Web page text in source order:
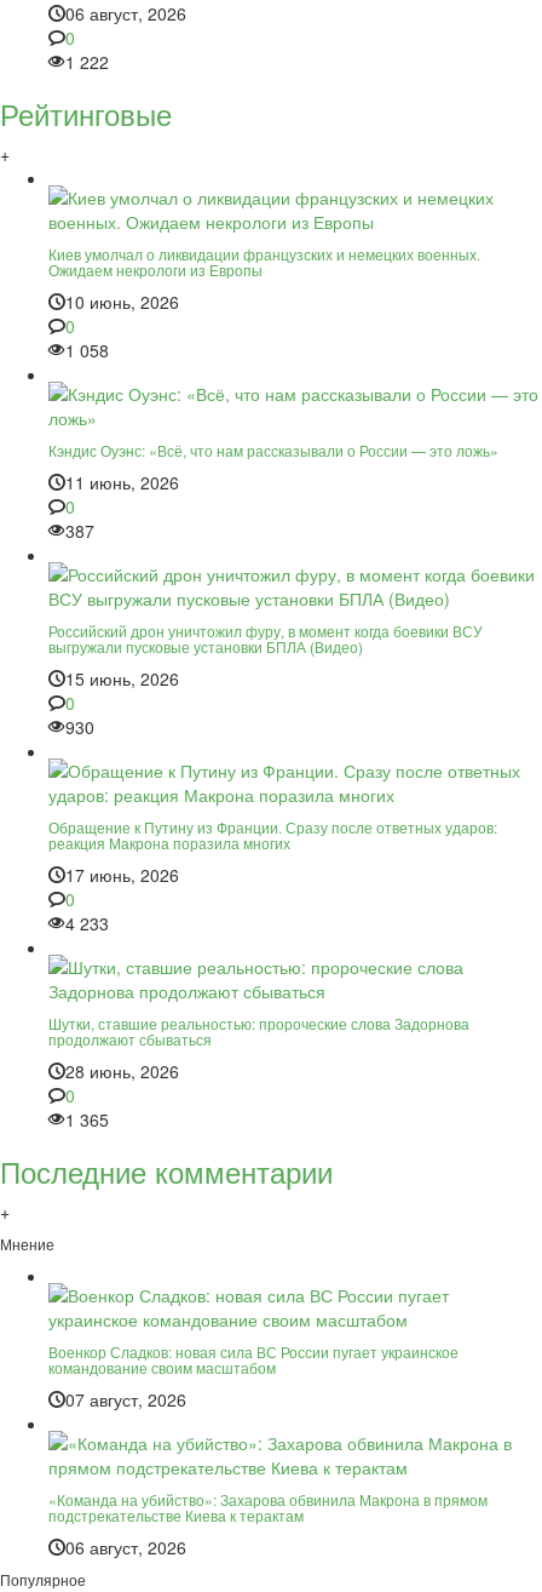
06 август, 2026
0
1 222
Рейтинговые
+
Киев умолчал о ликвидации французских и немецких военных.
Ожидаем некрологи из Европы
10 июнь, 2026
0
1 058
Кэндис Оуэнс: «Всё, что нам рассказывали о России — это ложь»
11 июнь, 2026
0
387
Российский дрон уничтожил фуру, в момент когда боевики ВСУ
выгружали пусковые установки БПЛА (Видео)
15 июнь, 2026
0
930
Обращение к Путину из Франции. Сразу после ответных ударов:
реакция Макрона поразила многих
17 июнь, 2026
0
4 233
Шутки, ставшие реальностью: пророческие слова Задорнова
продолжают сбываться
28 июнь, 2026
0
1 365
Последние комментарии
+
Мнение
Военкор Сладков: новая сила ВС России пугает украинское
командование своим масштабом
07 август, 2026
«Команда на убийство»: Захарова обвинила Макрона в прямом
подстрекательстве Киева к терактам
06 август, 2026
Популярное